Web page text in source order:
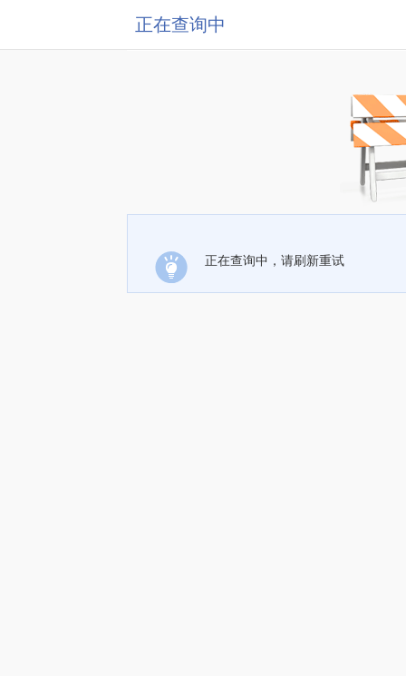
正在查询中
正在查询中，请刷新重试